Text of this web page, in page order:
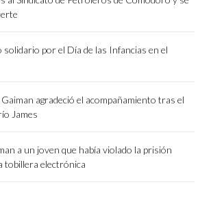
solidario por el Día de las Infancias en el
agradeció el acompañamiento tras el
James
a un joven que había violado la prisión
tobillera electrónica